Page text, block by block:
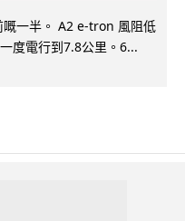
一半。 A2 e-tron 風阻低
度電行到7.8公里。6...